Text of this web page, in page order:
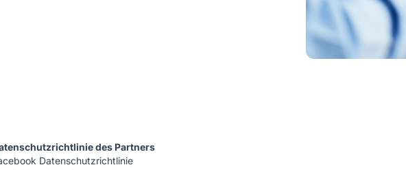
des Partners
Datenschutzrichtlinie